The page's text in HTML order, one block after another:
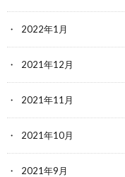
2022年1月
2021年12月
2021年11月
2021年10月
2021年9月